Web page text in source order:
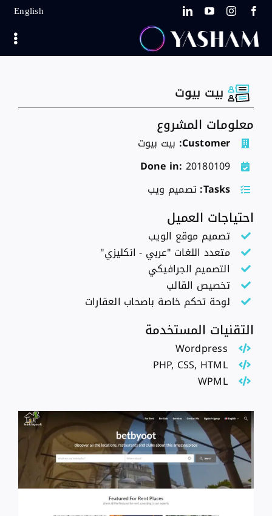
Skip
content
English
بيت بيوت
معلومات المشروع
Customer: بيت بيوت
Done in: 20180109
Tasks: تصميم ويب
احتياجات العميل
تصميم موقع الويب
متعدد اللغات "عربي - انكليزي"
التصميم الجرافيكي
تخصيص القالب
لوحة تحكم خاصة باصحاب العقارات
التقنيات المستخدمة
Wordpress
PHP, CSS, HTML
WPML